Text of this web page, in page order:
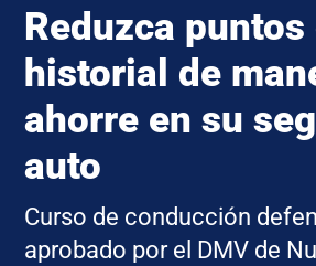
Reduzca puntos
historial de
ahorre en su
auto
Curso de conducción
aprobado por el DMV de